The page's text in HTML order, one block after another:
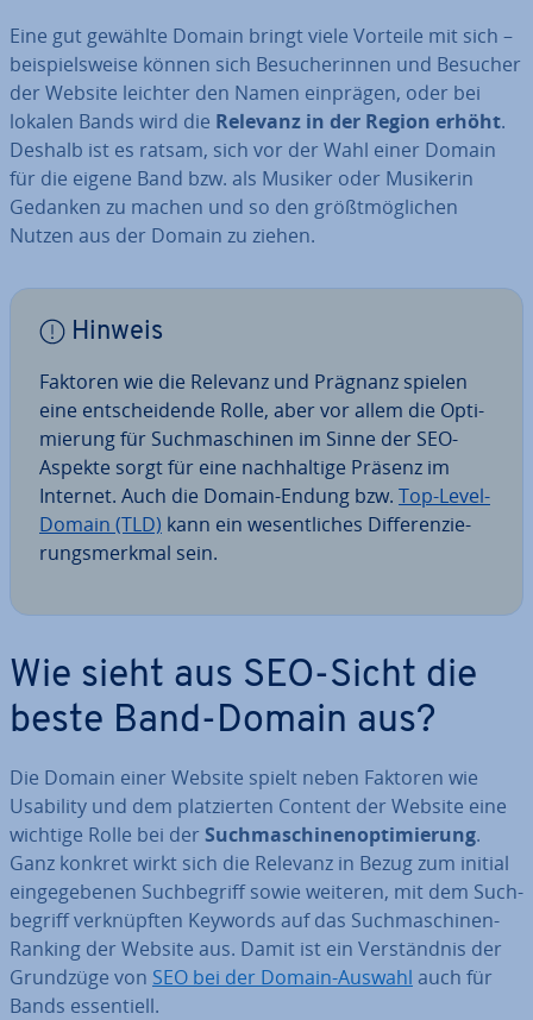
Eine gut gewählte Domain bringt viele Vorteile mit sich –
bei­spiels­wei­se können sich Be­su­che­rin­nen und Besucher
der Website leichter den Namen einprägen, oder bei
lokalen Bands wird die Relevanz in der Region erhöht.
Deshalb ist es ratsam, sich vor der Wahl einer Domain
für die eigene Band bzw. als Musiker oder Musikerin
Gedanken zu machen und so den größt­mög­li­chen
Nutzen aus der Domain zu ziehen.
Hinweis
Faktoren wie die Relevanz und Prägnanz spielen
eine ent­schei­den­de Rolle, aber vor allem die Op­ti­
mie­rung für Such­ma­schi­nen im Sinne der SEO-
Aspekte sorgt für eine nach­hal­ti­ge Präsenz im
Internet. Auch die Domain-Endung bzw. Top-Level-
Domain (TLD) kann ein we­sent­li­ches Dif­fe­ren­zie­
rungs­merk­mal sein.
Wie sieht aus SEO-Sicht die
beste Band-Domain aus?
Die Domain einer Website spielt neben Faktoren wie
Usability und dem plat­zier­ten Content der Website eine
wichtige Rolle bei der Such­ma­schi­nen­op­ti­mie­rung.
Ganz konkret wirkt sich die Relevanz in Bezug zum initial
ein­ge­ge­be­nen Such­be­griff sowie weiteren, mit dem Such­
be­griff ver­knüpf­ten Keywords auf das Such­ma­schi­nen-
Ranking der Website aus. Damit ist ein Ver­ständ­nis der
Grundzüge von SEO bei der Domain-Auswahl auch für
Bands es­sen­ti­ell.